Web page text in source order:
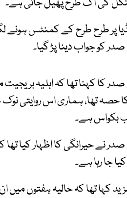
پر طرح طرح کے کمنٹس ہونے
کو جواب دینا پڑ گیا۔
کا کہنا تھا کہ اہلیہ
تھا، ہماری اس روایتی نوک
بکواس ہے۔
نے حیرانگی کا اظہار کیا
جا رہا ہے۔
کہا تھا کہ حالیہ ہفتوں